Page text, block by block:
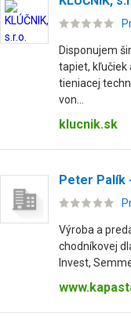
Disponujem
tapiet, kľučiek
tieniacej
von...
klucnik.sk
Peter Palík
Výroba a
chodníkovej
Invest,